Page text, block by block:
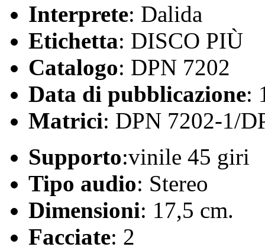
Interprete: Dalida
Etichetta: DISCO PIÙ
Catalogo: DPN 7202
Data di pubblicazione:
Matrici: DPN 7202-1/
Supporto:vinile 45 giri
Tipo audio: Stereo
Dimensioni: 17,5 cm.
Facciate: 2